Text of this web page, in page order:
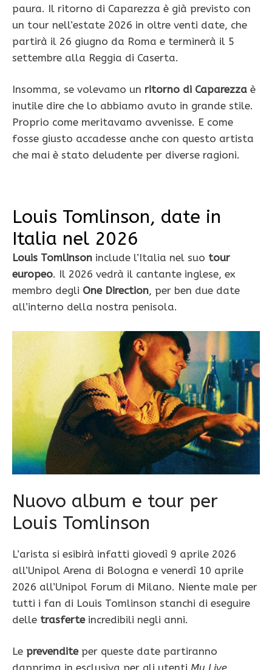
paura. Il ritorno di Caparezza è già previsto con
un tour nell’estate 2026 in oltre venti date, che
partirà il 26 giugno da Roma e terminerà il 5
settembre alla Reggia di Caserta.
Insomma, se volevamo un ritorno di Caparezza è
inutile dire che lo abbiamo avuto in grande stile.
Proprio come meritavamo avvenisse. E come
fosse giusto accadesse anche con questo artista
che mai è stato deludente per diverse ragioni.
Louis Tomlinson, date in
Italia nel 2026
Louis Tomlinson include l’Italia nel suo tour
europeo. Il 2026 vedrà il cantante inglese, ex
membro degli One Direction, per ben due date
all’interno della nostra penisola.
Nuovo album e tour per
Louis Tomlinson
L’arista si esibirà infatti giovedì 9 aprile 2026
all’Unipol Arena di Bologna e venerdì 10 aprile
2026 all’Unipol Forum di Milano. Niente male per
tutti i fan di Louis Tomlinson stanchi di eseguire
delle trasferteincredibili negli anni.
Le prevenditeper queste date partiranno